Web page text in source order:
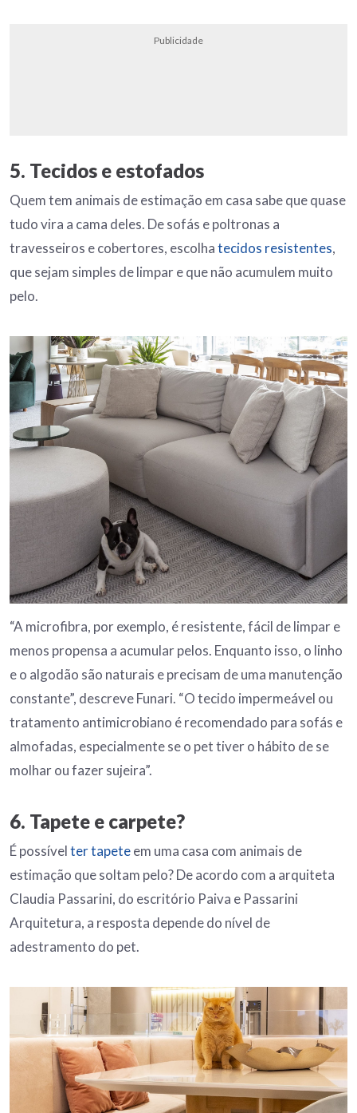
Publicidade
5. Tecidos e estofados
Quem tem animais de estimação em casa sabe que quase
tudo vira a cama deles. De sofás e poltronas a
travesseiros e cobertores, escolhatecidos resistentes,
que sejam simples de limpar e que não acumulem muito
pelo.
“A microfibra, por exemplo, é resistente, fácil de limpar e
menos propensa a acumular pelos. Enquanto isso, o linho
e o algodão são naturais e precisam de uma manutenção
constante”, descreve Funari. “O tecido impermeável ou
tratamento antimicrobiano é recomendado para sofás e
almofadas, especialmente se o pet tiver o hábito de se
molhar ou fazer sujeira”.
6. Tapete e carpete?
É possívelter tapeteem uma casa com animais de
estimação que soltam pelo? De acordo com a arquiteta
Claudia Passarini, do escritório Paiva e Passarini
Arquitetura, a resposta depende do nível de
adestramento do pet.